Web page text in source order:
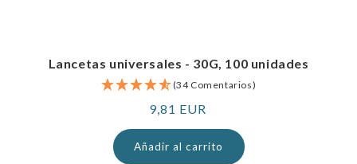
Lancetas universales - 30G, 100 unidades
(34 Comentarios)
Precio
normal
9,81 EUR
Añadir al carrito